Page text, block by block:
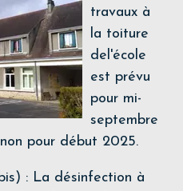
travaux à
la toiture
del'école
est prévu
pour mi-
septembre
pour début 2025.
: La désinfection à